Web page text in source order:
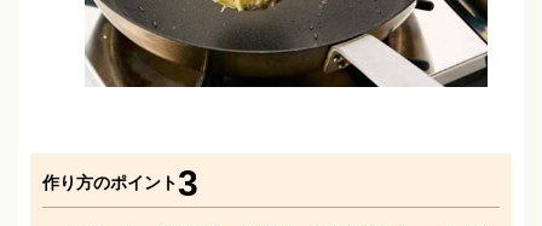
作り方のポイント3